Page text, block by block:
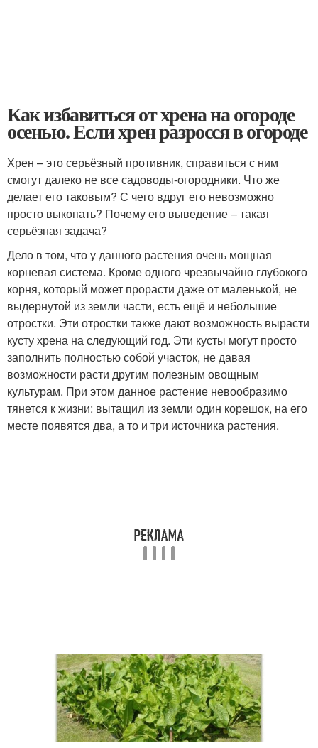
Как избавиться от хрена на огороде
осенью. Если хрен разросся в огороде
Хрен – это серьёзный противник, справиться с ним
смогут далеко не все садоводы-огородники. Что же
делает его таковым? С чего вдруг его невозможно
просто выкопать? Почему его выведение – такая
серьёзная задача?
Дело в том, что у данного растения очень мощная
корневая система. Кроме одного чрезвычайно глубокого
корня, который может прорасти даже от маленькой, не
выдернутой из земли части, есть ещё и небольшие
отростки. Эти отростки также дают возможность вырасти
кусту хрена на следующий год. Эти кусты могут просто
заполнить полностью собой участок, не давая
возможности расти другим полезным овощным
культурам. При этом данное растение невообразимо
тянется к жизни: вытащил из земли один корешок, на его
месте появятся два, а то и три источника растения.